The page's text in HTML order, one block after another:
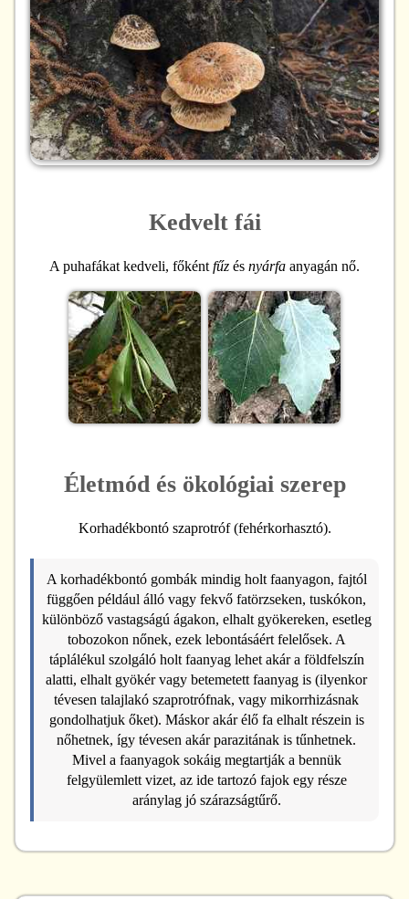
Kedvelt fái
A puhafákat kedveli, főként fűz és nyárfa anyagán nő.
Életmód és ökológiai szerep
Korhadékbontó szaprotróf (fehérkorhasztó).
A korhadékbontó gombák mindig holt faanyagon, fajtól
függően például álló vagy fekvő fatörzseken, tuskókon,
különböző vastagságú ágakon, elhalt gyökereken, esetleg
tobozokon nőnek, ezek lebontásáért felelősek. A
táplálékul szolgáló holt faanyag lehet akár a földfelszín
alatti, elhalt gyökér vagy betemetett faanyag is (ilyenkor
tévesen talajlakó szaprotrófnak, vagy mikorrhizásnak
gondolhatjuk őket). Máskor akár élő fa elhalt részein is
nőhetnek, így tévesen akár parazitának is tűnhetnek.
Mivel a faanyagok sokáig megtartják a bennük
felgyülemlett vizet, az ide tartozó fajok egy része
aránylag jó szárazságtűrő.